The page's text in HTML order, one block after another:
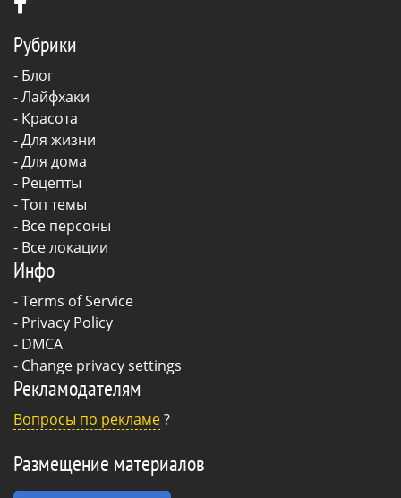
Рубрики
- Блог
-Лайфхаки
- Красота
-Для жизни
-Для дома
- Рецепты
- Топ темы
- Все персоны
- Все локации
Инфо
-Terms of Service
- Privacy Policy
- DMCA
- Change privacy settings
Рекламодателям
Вопросы по рекламе?
Размещение материалов